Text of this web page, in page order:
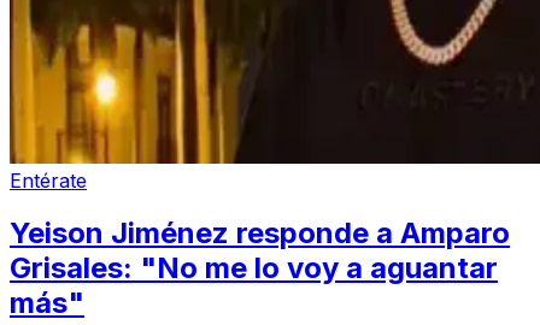
Entérate
Yeison Jiménez responde a Amparo
Grisales: "No me lo voy a aguantar
más"